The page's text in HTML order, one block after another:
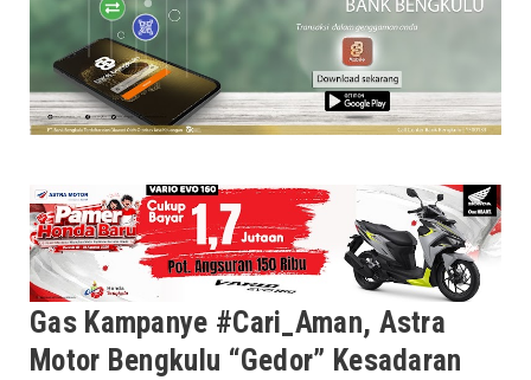
Gas Kampanye #Cari_Aman, Astra
Motor Bengkulu “Gedor” Kesadaran